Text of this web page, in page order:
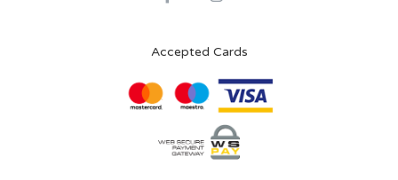
Accepted Cards